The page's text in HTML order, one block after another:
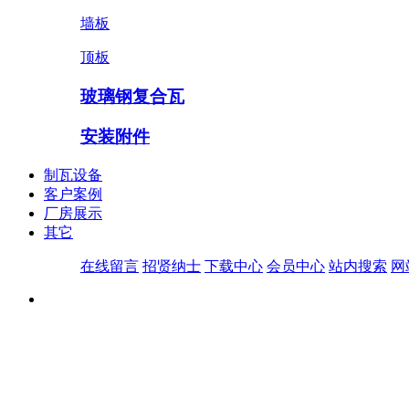
墙板
顶板
玻璃钢复合瓦
安装附件
制瓦设备
客户案例
厂房展示
其它
在线留言 招贤纳士 下载中心 会员中心 站内搜索